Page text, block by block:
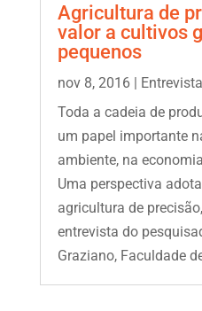
Agricultura de
valor a cultivos
pequenos
nov 8, 2016| Entrevista
Toda a cadeia de
um papel importante
ambiente, na
Uma perspectiva
agricultura de
entrevista do
Graziano, Faculdade